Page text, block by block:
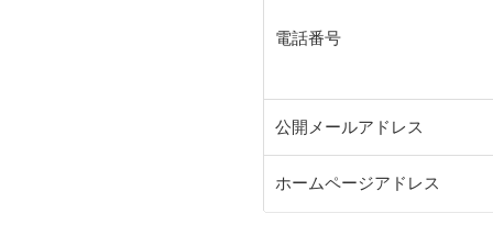
電話番号
公開メールアドレス
ホームページアドレス